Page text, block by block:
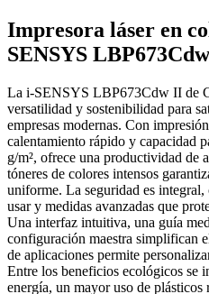
Impresora láser en
SENSYS
La i-SENSYS LBP673Cdw II de
versatilidad y sostenibilidad para
empresas modernas. Con
calentamiento rápido y capacidad
g/m², ofrece una productividad de
tóneres de colores intensos
uniforme. La seguridad es
usar y medidas avanzadas que
Una interfaz intuitiva, una guía
configuración maestra simplifican
de aplicaciones permite
Entre los beneficios ecológicos se
energía, un mayor uso de